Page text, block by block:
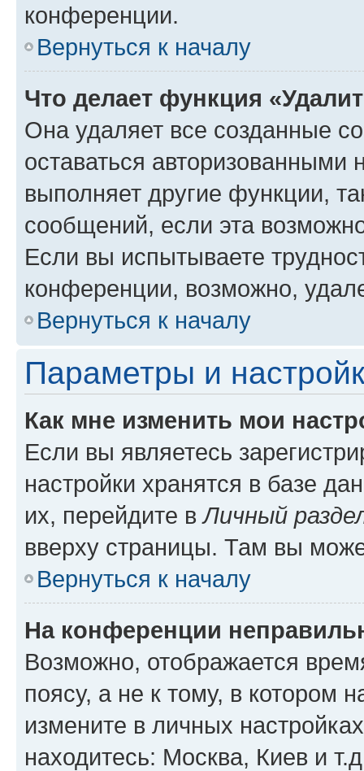
конференции.
Вернуться к началу
Что делает функция
Она удаляет все созданные
оставаться авторизованными
выполняет другие функции,
сообщений, если эта
Если вы испытываете
конференции, возможно,
Вернуться к началу
Параметры и
Как мне изменить мои
Если вы являетесь
настройки хранятся в базе
их, перейдите вЛичный
вверху страницы. Там вы
Вернуться к началу
На конференции
Возможно, отображается
поясу, а не к тому, в котором
измените в личных
находитесь: Москва, Киев и